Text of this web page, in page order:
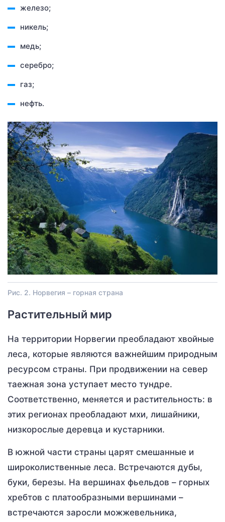
железо;
никель;
медь;
серебро;
газ;
нефть.
Рис. 2. Норвегия – горная страна
Растительный мир
На территории Норвегии преобладают хвойные
леса, которые являются важнейшим природным
ресурсом страны. При продвижении на север
таежная зона уступает место тундре.
Соответственно, меняется и растительность: в
этих регионах преобладают мхи, лишайники,
низкорослые деревца и кустарники.
В южной части страны царят смешанные и
широколиственные леса. Встречаются дубы,
буки, березы. На вершинах фьельдов – горных
хребтов с платообразными вершинами –
встречаются заросли можжевельника,